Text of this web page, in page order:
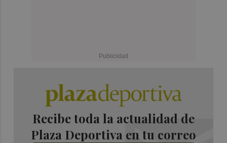
Recibe toda la actualidad de
Plaza Deportiva en tu correo